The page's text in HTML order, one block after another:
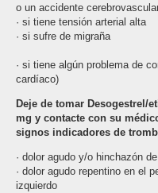
o un accidente
· si tiene tensión arterial alta
· si sufre de migraña
· si tiene algún problema de
cardíaco)
Deje de tomar Desogestrel/
mg y contacte con su
signos indicadores de
· dolor agudo y/o hinchazón
· dolor agudo repentino en el
izquierdo